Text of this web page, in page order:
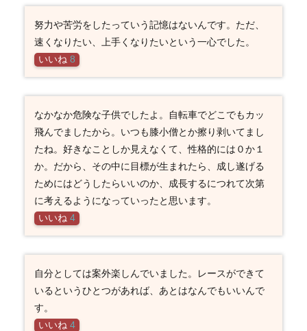
努力や苦労をしたっていう記憶はないんです。ただ、
速くなりたい、上手くなりたいという一心でした。
いいね 8
なかなか危険な子供でしたよ。自転車でどこでもカッ
飛んでましたから。いつも膝小僧とか擦り剥いてまし
たね。好きなことしか見えなくて、性格的には０か１
か。だから、その中に目標が生まれたら、成し遂げる
ためにはどうしたらいいのか、成長するにつれて次第
に考えるようになっていったと思います。
いいね 4
自分としては案外楽しんでいました。レースができて
いるというひとつがあれば、あとはなんでもいいんで
す。
いいね 4